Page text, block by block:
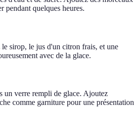
pendant quelques heures.
le sirop, le jus d'un citron frais, et une
avec de la glace.
un verre rempli de glace. Ajoutez
comme garniture pour une présentation